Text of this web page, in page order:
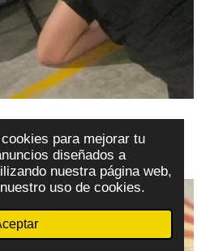
para mejorar tu
diseñados a
nuestra página web,
uso de cookies.